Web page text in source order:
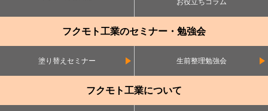
お役立ちコラム
フクモト工業のセミナー・勉強会
塗り替えセミナー 生前整理勉強会
フクモト工業について